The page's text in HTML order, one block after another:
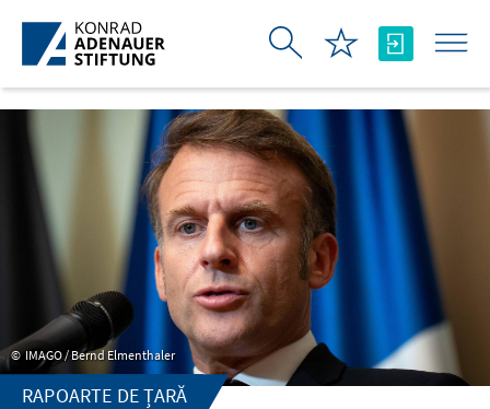
Skip to Main Content
IMAGO / Bernd Elmenthaler
RAPOARTE DE ȚARĂ